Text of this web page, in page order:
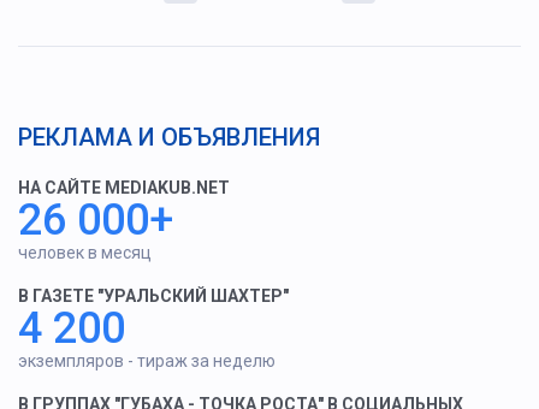
РЕКЛАМА И ОБЪЯВЛЕНИЯ
НА САЙТЕ MEDIAKUB.NET
26 000+
человек в месяц
В ГАЗЕТЕ "УРАЛЬСКИЙ ШАХТЕР"
4 200
экземпляров - тираж за неделю
В ГРУППАХ "ГУБАХА - ТОЧКА РОСТА" В СОЦИАЛЬНЫХ